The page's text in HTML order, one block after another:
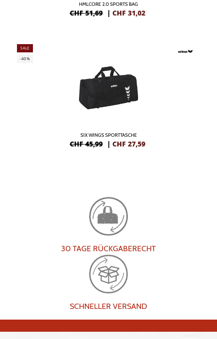
HMLCORE 2.0 SPORTS BAG
CHF 51,69 | CHF 31,02
SALE
-40%
SIX WINGS SPORTTASCHE
CHF 45,99 | CHF 27,59
30 TAGE RÜCKGABERECHT
SCHNELLER VERSAND